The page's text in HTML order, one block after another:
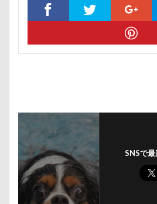
SNSで
ミラーレス一眼レフ
ミラち
ミウちゃん
マンスリーフォ
モナカちゃん
リカちゃん
ラッキーちゃん
ライクくん
ヨーゼフくん
ユニオンジャックポロ
ユニ
ユウくん
モンブラン